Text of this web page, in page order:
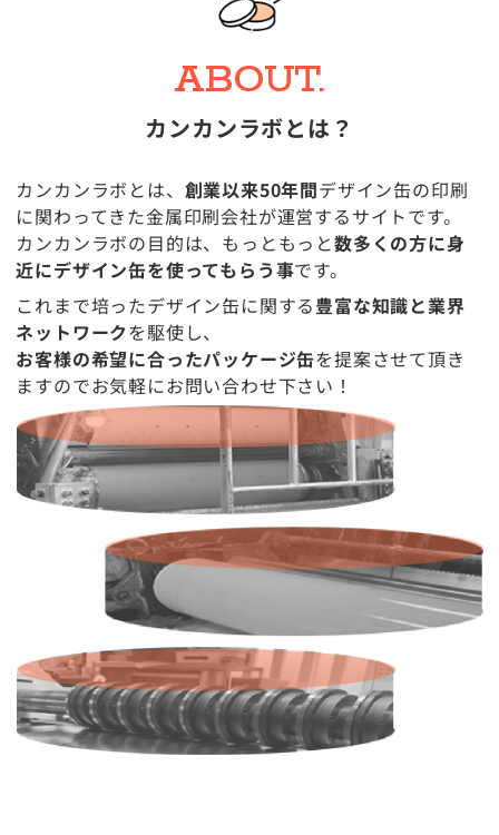
ABOUT.
カンカンラボとは？
カンカンラボとは、 創業以来50年間デザイン缶の印刷
に関わってきた金属印刷会社が運営するサイトです。
カンカンラボの目的は、もっともっと数多くの方に身
近にデザイン缶を使ってもらう事です。
これまで培ったデザイン缶に関する豊富な知識と業界
ネットワークを駆使し、
お客様の希望に合ったパッケージ缶を提案させて頂き
ますのでお気軽にお問い合わせ下さい！